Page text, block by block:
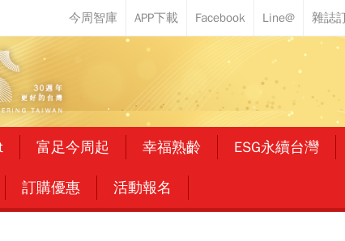
富足今周起 幸福熟齡 ESG永續台灣
訂購優惠 活動報名